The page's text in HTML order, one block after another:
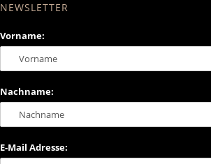
NEWSLETTER
Vorname:
Nachname:
E-Mail Adresse: